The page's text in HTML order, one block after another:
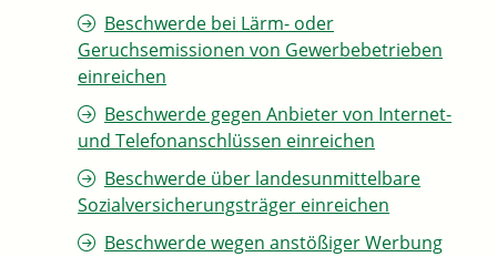
Beschwerde bei Lärm- oder
Geruchsemissionen von Gewerbebetrieben
einreichen
Beschwerde gegen Anbieter von Internet-
und Telefonanschlüssen einreichen
Beschwerde über landesunmittelbare
Sozialversicherungsträger einreichen
Beschwerde wegen anstößiger Werbung